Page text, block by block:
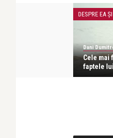
DESPRE EA
Dani
Cele mai
faptele lui